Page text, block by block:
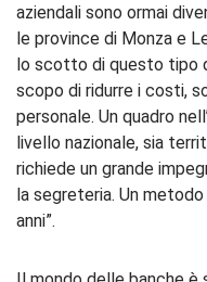
aziendali sono ormai
le province di Monza e
lo scotto di questo tipo
scopo di ridurre i costi,
personale. Un quadro
livello nazionale, sia
richiede un grande
la segreteria. Un
anni”.